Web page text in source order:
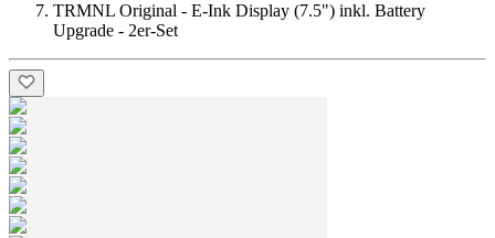
TRMNL Original - E-Ink Display (7.5") inkl. Battery
Upgrade - 2er-Set